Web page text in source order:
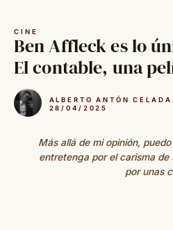
contenido
CINE
Ben Affleck es lo
El contable, una
ALBERTO ANTÓN CELADA
28/04/2025
Más allá de mi opinión,
entretenga por el carisma
por unas